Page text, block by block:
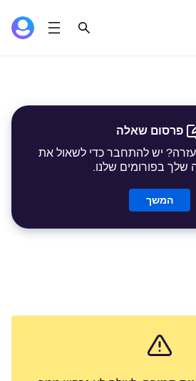
פרסום שאלה
יש להתחבר כדי לשאול את
שלך בפורומים שלנו.
המשך